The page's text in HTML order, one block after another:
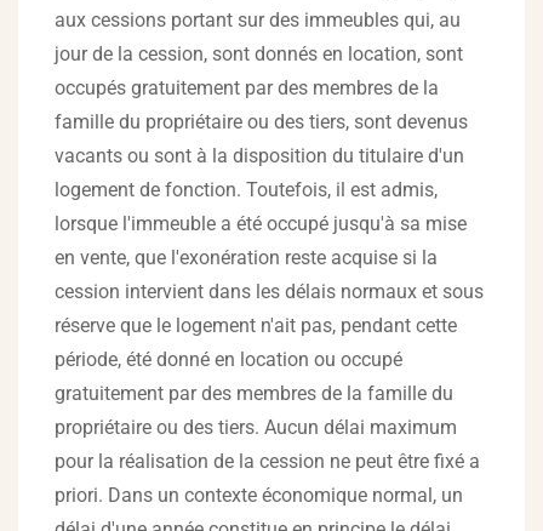
aux cessions portant sur des immeubles qui, au
jour de la cession, sont donnés en location, sont
occupés gratuitement par des membres de la
famille du propriétaire ou des tiers, sont devenus
vacants ou sont à la disposition du titulaire d'un
logement de fonction. Toutefois, il est admis,
lorsque l'immeuble a été occupé jusqu'à sa mise
en vente, que l'exonération reste acquise si la
cession intervient dans les délais normaux et sous
réserve que le logement n'ait pas, pendant cette
période, été donné en location ou occupé
gratuitement par des membres de la famille du
propriétaire ou des tiers. Aucun délai maximum
pour la réalisation de la cession ne peut être fixé a
priori. Dans un contexte économique normal, un